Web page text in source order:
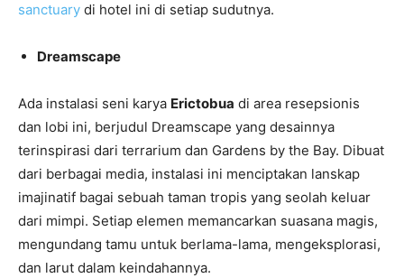
sanctuary di hotel ini di setiap sudutnya.
Dreamscape
Ada instalasi seni karya Erictobua di area resepsionis
dan lobi ini, berjudul Dreamscape yang desainnya
terinspirasi dari terrarium dan Gardens by the Bay. Dibuat
dari berbagai media, instalasi ini menciptakan lanskap
imajinatif bagai sebuah taman tropis yang seolah keluar
dari mimpi. Setiap elemen memancarkan suasana magis,
mengundang tamu untuk berlama-lama, mengeksplorasi,
dan larut dalam keindahannya.